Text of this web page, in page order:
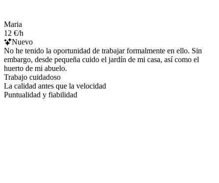
Maria
12 €/h
Nuevo
No he tenido la oportunidad de trabajar formalmente en ello. Sin
embargo, desde pequeña cuido el jardín de mi casa, así como el
huerto de mi abuelo.
Trabajo cuidadoso
La calidad antes que la velocidad
Puntualidad y fiabilidad